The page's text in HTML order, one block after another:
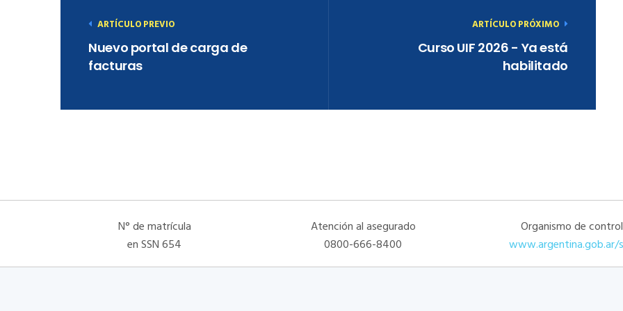
ARTÍCULO PREVIO
Nuevo portal de carga de
facturas
ARTÍCULO PRÓXIMO
Curso UIF 2026 - Ya está
habilitado
N° de matrícula
en SSN 654
Atención al asegurado
0800-666-8400
Organismo de control
www.argentina.gob.ar/